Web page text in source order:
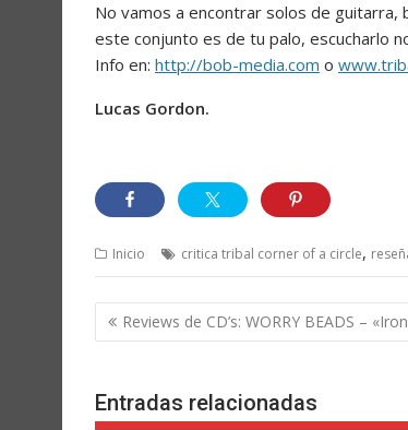
No vamos a encontrar solos de guitarra,
este conjunto es de tu palo, escucharlo
Info en: http://bob-media.com o
Lucas Gordon.
Inicio critica tribal corner of a circle,
Navegación
de
Reviews de CD’s: WORRY BEADS –
Entradas relacionadas